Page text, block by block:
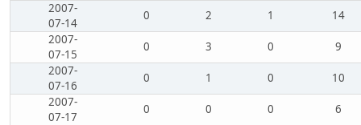
2007-
07-14
0 2 1
14
2007-
07-15
0 3 0
9
2007-
07-16
0 1 0
10
2007-
07-17
0 0 0
6